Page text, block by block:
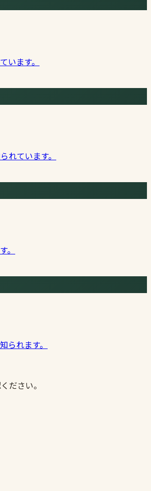
ます。
ています。
。
れます。
ださい。